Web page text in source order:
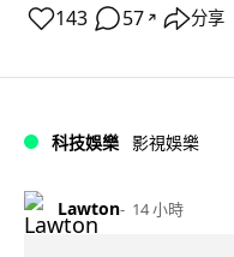
143 57 ↗ 分享
科技娛樂 影視娛樂
Lawton 14 小時